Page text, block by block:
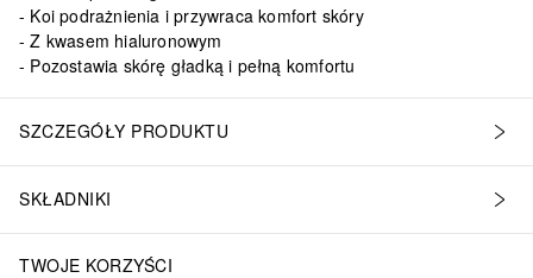
Koi podrażnienia i przywraca komfort skóry
Z kwasem hialuronowym
Pozostawia skórę gładką i pełną komfortu
SZCZEGÓŁY PRODUKTU
SKŁADNIKI
TWOJE KORZYŚCI